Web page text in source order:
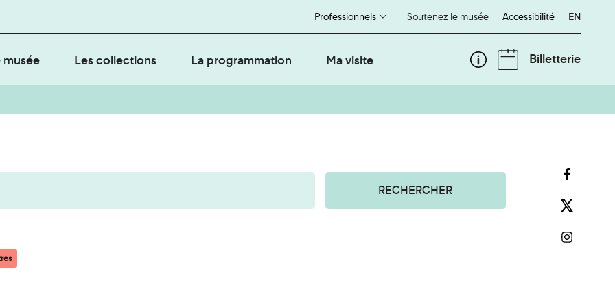
Soutenez le musée
Professionnels Accessibilité English
EN
musée Les collections La programmation Ma visite Billetterie
RECHERCHER